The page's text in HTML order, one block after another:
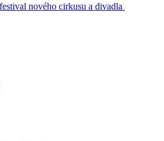
nového cirkusu a divadla